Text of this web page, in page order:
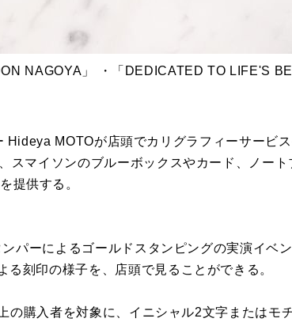
NAGOYA」 ・「DEDICATED TO LIFE'S
MOTOが店頭でカリグラフィーサービス
スマイソンのブルーボックスやカード、ノート
提供する。
パーによるゴールドスタンピングの実演イベン
刻印の様子を、店頭で見ることができる。
購入者を対象に、イニシャル2文字またはモ